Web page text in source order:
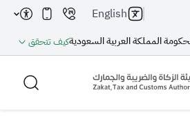
المملكة العربية السعوديةكيف تتحقق
English